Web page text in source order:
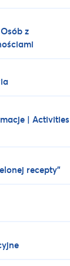
z
| Activities
recepty”